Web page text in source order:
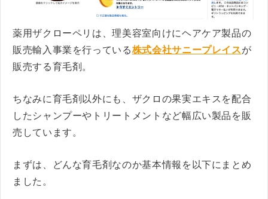
薬用ザクローペリは、理美容室向けにヘアケア製品の
販売輸入事業を行っている株式会社サニープレイスが
販売する育毛剤。
ちなみに育毛剤以外にも、ザクロの果実エキスを配合
したシャンプーやトリートメントなど幅広い製品を販
売しています。
まずは、どんな育毛剤なのか基本情報を以下にまとめ
ました。